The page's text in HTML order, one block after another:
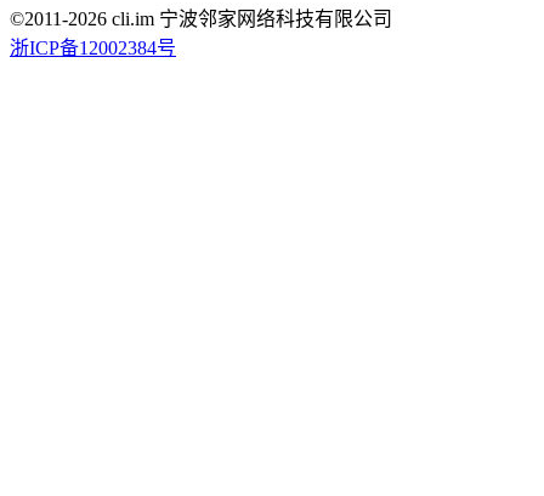
©2011-2026 cli.im 宁波邻家网络科技有限公司
浙ICP备12002384号